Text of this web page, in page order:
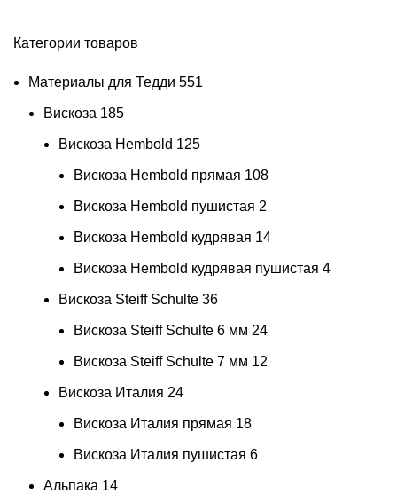
Категории товаров
Материалы для Тедди 551
Вискоза 185
Вискоза Hembold 125
Вискоза Hembold прямая 108
Вискоза Hembold пушистая 2
Вискоза Hembold кудрявая 14
Вискоза Hembold кудрявая пушистая 4
Вискоза Steiff Schulte 36
Вискоза Steiff Schulte 6 мм 24
Вискоза Steiff Schulte 7 мм 12
Вискоза Италия 24
Вискоза Италия прямая 18
Вискоза Италия пушистая 6
Альпака 14